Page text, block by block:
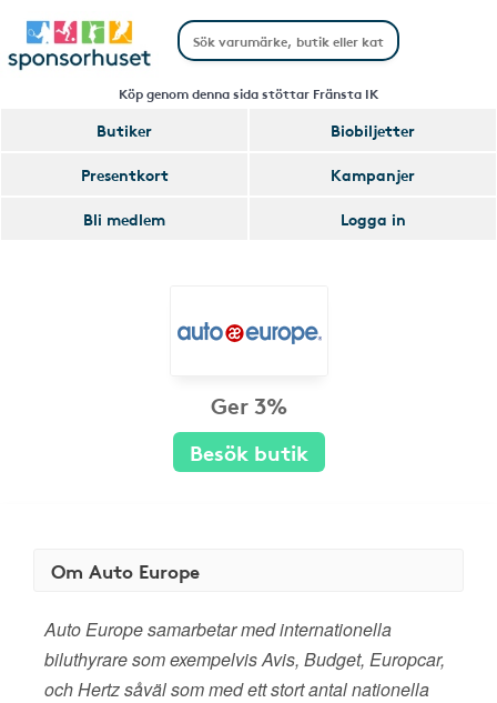
Köp genom denna sida stöttar Fränsta IK
Butiker
Biobiljetter
Presentkort
Kampanjer
Bli medlem
Logga in
Ger 3%
Besök butik
Om Auto Europe
Auto Europe samarbetar med internationella
biluthyrare som exempelvis Avis, Budget, Europcar,
och Hertz såväl som med ett stort antal nationella